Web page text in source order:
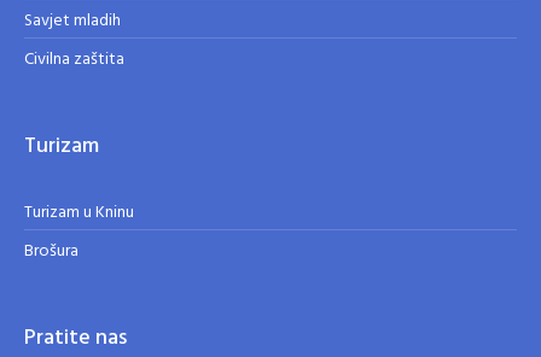
Savjet mladih
Civilna zaštita
Turizam
Turizam u Kninu
Brošura
Pratite nas